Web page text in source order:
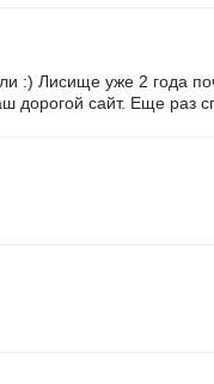
:) Лисище уже 2 года
дорогой сайт. Еще раз